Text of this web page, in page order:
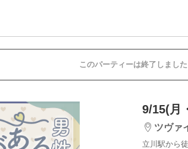
このパーティーは終了しました
9/15(月
ツヴァ
立川駅から